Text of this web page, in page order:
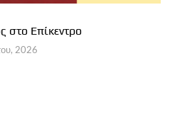
στο Επίκεντρο
2026